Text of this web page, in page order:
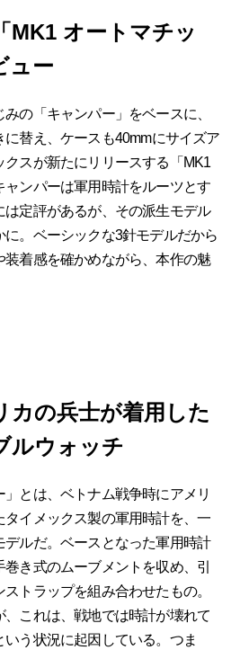
MK1 オートマチッ
ュー
の「キャンパー」をベースに、
に替え、ケースも40mmにサイズア
クスが新たにリリースする「MK1
ャンパーは軍用時計をルーツとす
は定評があるが、その派生モデル
に。ベーシックな3針モデルだから
装着感を確かめながら、本作の魅
カの兵士が着用した
ルウォッチ
とは、ベトナム戦争時にアメリ
タイメックス製の軍用時計を、一
ルだ。ベースとなった軍用時計
き式のムーブメントを収め、引
トラップを組み合わせたもの。
、これは、戦地では時計が壊れて
いう状況に起因している。つま